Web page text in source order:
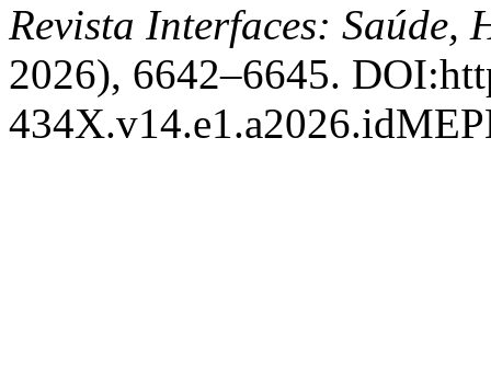
Revista Interfaces: Saúde,
2026), 6642–6645.